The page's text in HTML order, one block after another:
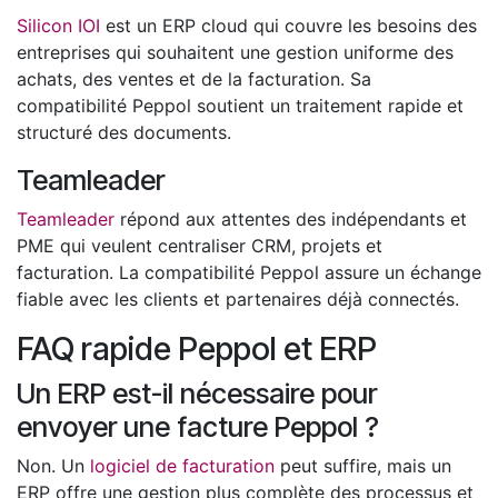
Silicon IOI est un ERP cloud qui couvre les besoins des
entreprises qui souhaitent une gestion uniforme des
achats, des ventes et de la facturation. Sa
compatibilité Peppol soutient un traitement rapide et
structuré des documents.
Teamleader
Teamleader répond aux attentes des indépendants et
PME qui veulent centraliser CRM, projets et
facturation. La compatibilité Peppol assure un échange
fiable avec les clients et partenaires déjà connectés.
FAQ rapide Peppol et ERP
Un ERP est-il nécessaire pour
envoyer une facture Peppol ?
Non. Un logiciel de facturation peut suffire, mais un
ERP offre une gestion plus complète des processus et